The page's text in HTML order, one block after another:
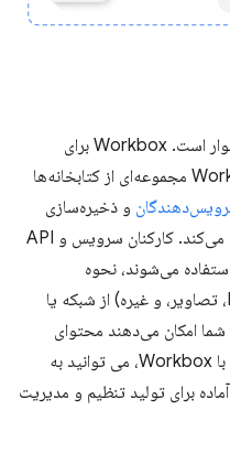
نوشتن از ابتدا برای کارگران خدماتی دشوار است. Workbox برای
آسان‌تر کردن آن ایجاد شده است. Workbox مجموعه‌ای از کتابخانه‌ها
و ذخیره‌سازی
کمک می‌کند. کارکنان سرویس و API
می‌شوند، نحوه
درخواست دارایی‌ها (HTML، CSS، JS، تصاویر، و غیره) از شبکه یا
شما امکان می‌دهند محتوای
ذخیره‌شده را در حالت آفلاین برگردانید. با Workbox، می توانید به
برای تولید تنظیم و مدیریت